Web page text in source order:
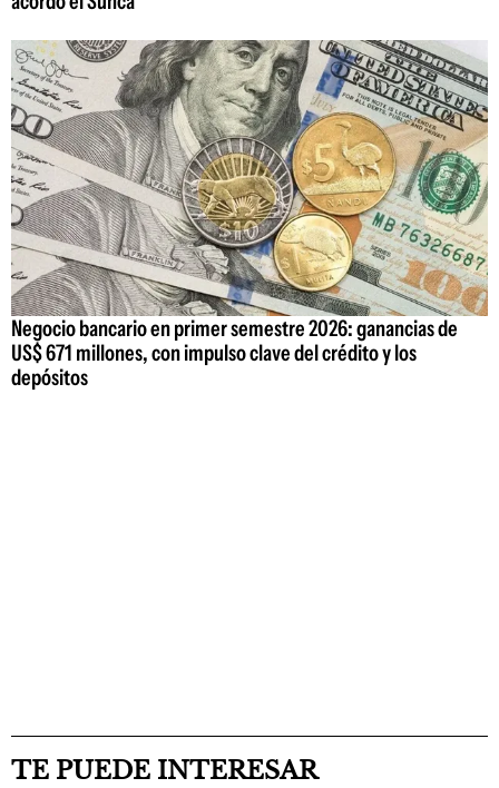
Negocio bancario en primer semestre 2026: ganancias de
US$ 671 millones, con impulso clave del crédito y los
depósitos
TE PUEDE INTERESAR